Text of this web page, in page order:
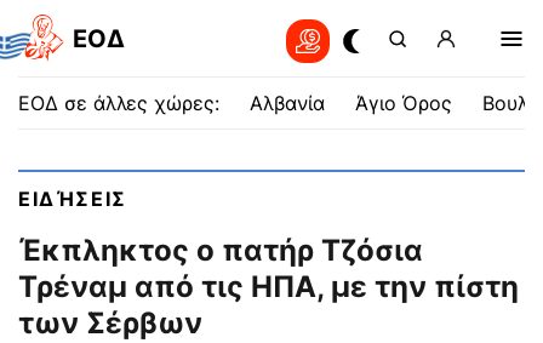
EOΔ
ΕΟΔ σε άλλες χώρες: Αλβανία Άγιο Όρος
ΕΙΔΉΣΕΙΣ
Έκπληκτος ο πατήρ Τζόσια
Τρέναμ από τις ΗΠΑ, με την πίστη
των Σέρβων